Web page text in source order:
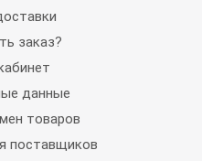
заказ?
данные
товаров
поставщиков